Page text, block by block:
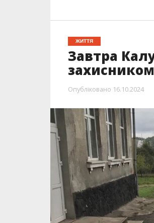
ЖИТТЯ
Завтра
Опубліковано 16.10.2024